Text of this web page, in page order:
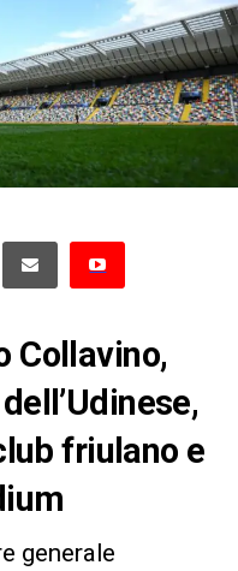
Collavino,
friulano e
generale